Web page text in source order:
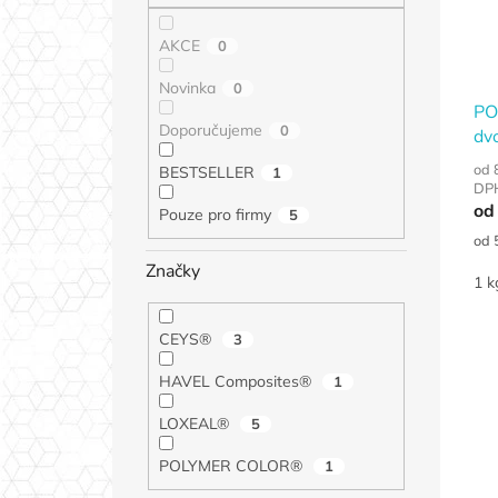
AKCE 0
Novinka 0
Doporučujeme 0
BESTSELLER 1
Pouze pro firmy 5
Značky
CEYS® 3
HAVEL Composites® 1
LOXEAL® 5
POLYMER COLOR® 1
od
od
od
1